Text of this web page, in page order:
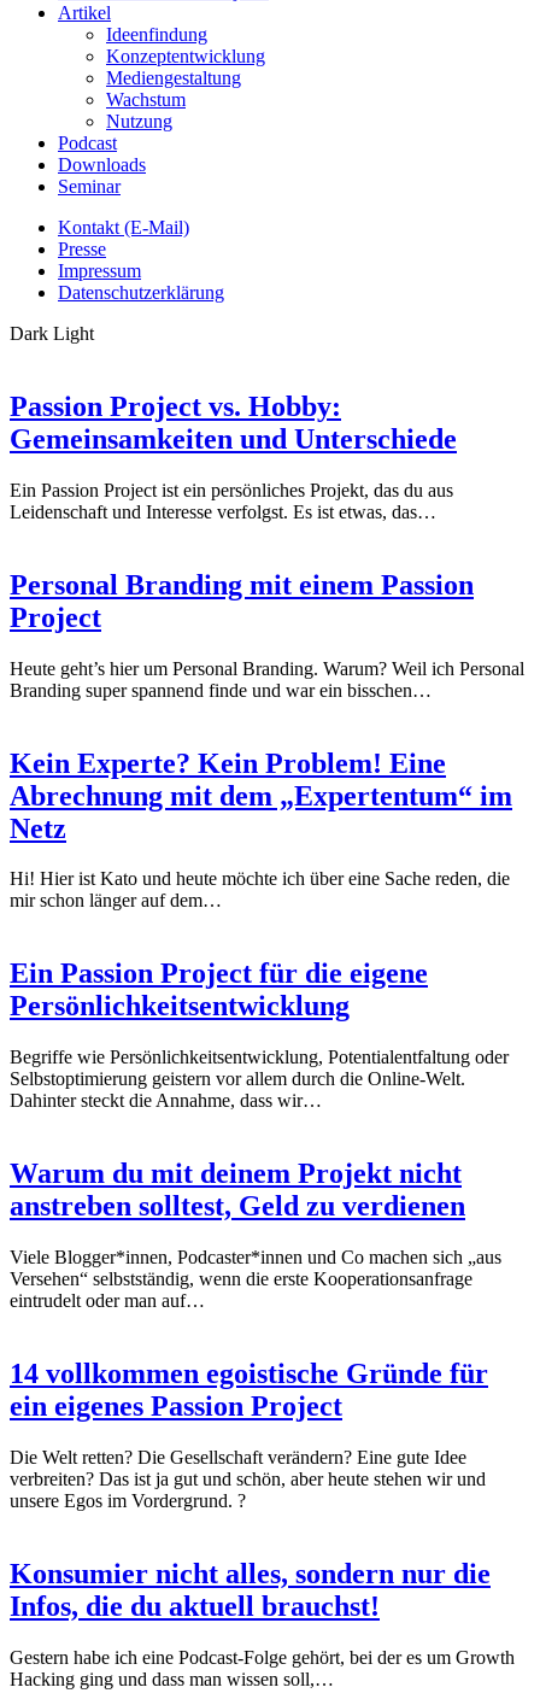
Artikel
Ideenfindung
Konzeptentwicklung
Mediengestaltung
Wachstum
Nutzung
Podcast
Downloads
Seminar
Kontakt (E-Mail)
Presse
Impressum
Datenschutzerklärung
Dark Light
Passion Project vs. Hobby:
Gemeinsamkeiten und Unterschiede
Ein Passion Project ist ein persönliches Projekt, das du aus
Leidenschaft und Interesse verfolgst. Es ist etwas, das…
Personal Branding mit einem Passion
Project
Heute geht’s hier um Personal Branding. Warum? Weil ich Personal
Branding super spannend finde und war ein bisschen…
Kein Experte? Kein Problem! Eine
Abrechnung mit dem „Expertentum“ im
Netz
Hi! Hier ist Kato und heute möchte ich über eine Sache reden, die
mir schon länger auf dem…
Ein Passion Project für die eigene
Persönlichkeitsentwicklung
Begriffe wie Persönlichkeitsentwicklung, Potentialentfaltung oder
Selbstoptimierung geistern vor allem durch die Online-Welt.
Dahinter steckt die Annahme, dass wir…
Warum du mit deinem Projekt nicht
anstreben solltest, Geld zu verdienen
Viele Blogger*innen, Podcaster*innen und Co machen sich „aus
Versehen“ selbstständig, wenn die erste Kooperationsanfrage
eintrudelt oder man auf…
14 vollkommen egoistische Gründe für
ein eigenes Passion Project
Die Welt retten? Die Gesellschaft verändern? Eine gute Idee
verbreiten? Das ist ja gut und schön, aber heute stehen wir und
unsere Egos im Vordergrund. ?
Konsumier nicht alles, sondern nur die
Infos, die du aktuell brauchst!
Gestern habe ich eine Podcast-Folge gehört, bei der es um Growth
Hacking ging und dass man wissen soll,…